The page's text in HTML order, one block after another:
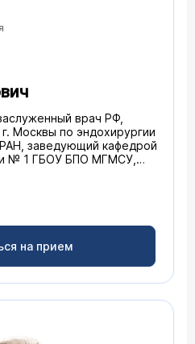
врач РФ,
Москвы по эндохирургии
заведующий кафедрой
№ 1 ГБОУ БПО МГМСУ,
на прием